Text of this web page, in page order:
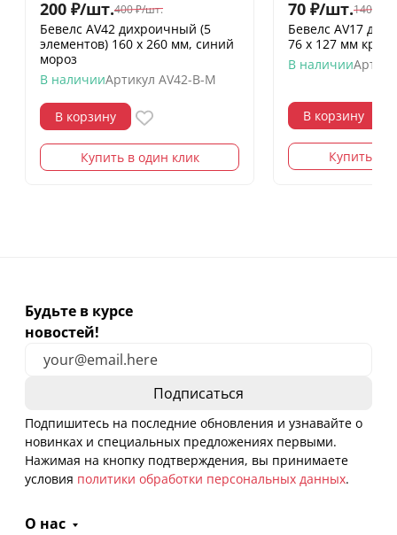
200 ₽/шт.400 ₽/шт.
Бевелс AV42 дихроичный (5
элементов) 160 х 260 мм, синий
мороз
В наличииАртикул AV42-B-M
В корзину
Купить в один клик
70 ₽/шт.140
Бевелс AV17
76 х 127 мм
В наличии
В корзину
Купить в
Будьте в курсе
новостей!
Подпишитесь на последние обновления и узнавайте о
новинках и специальных предложениях первыми.
Нажимая на кнопку подтверждения, вы принимаете
условия политики обработки персональных данных.
О нас